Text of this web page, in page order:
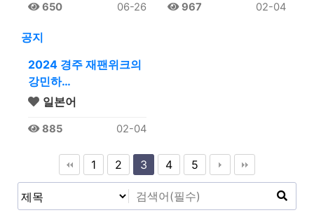
650 06-26 967 02-04
공지
2024 경주 재팬위크의
강민하…
일본어
885 02-04
1 2 3 4 5